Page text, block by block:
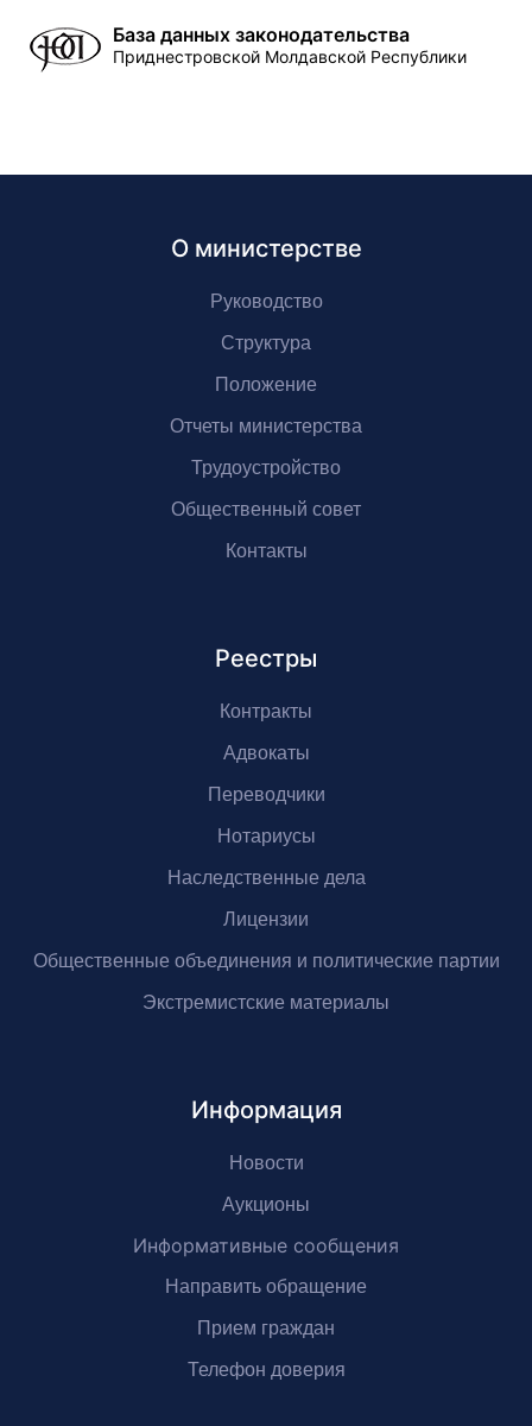
База данных законодательства
Приднестровской Молдавской Республики
О министерстве
Руководство
Структура
Положение
Отчеты министерства
Трудоустройство
Общественный совет
Контакты
Реестры
Контракты
Адвокаты
Переводчики
Нотариусы
Наследственные дела
Лицензии
Общественные объединения и политические партии
Экстремистские материалы
Информация
Новости
Аукционы
Информативные сообщения
Направить обращение
Прием граждан
Телефон доверия